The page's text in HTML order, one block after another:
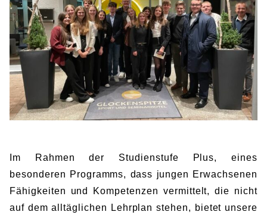
BIBLIOTHEK
Bibliothek Bibliothekskatalog
Schulbuchausleihe
Lehrmittelfreiheit
Buchempfehlungen
MENSA & BISTRO
Mensa & Bistro Speiseplan
Ernährungskonzept
SPORT
Sport als Leistungsfach Exkursionen
Wettkämpfe
Fachschaft
JtfO
Im Rahmen der Studienstufe Plus, eines
besonderen Programms, dass jungen Erwachsenen
Fähigkeiten und Kompetenzen vermittelt, die nicht
auf dem alltäglichen Lehrplan stehen, bietet unsere